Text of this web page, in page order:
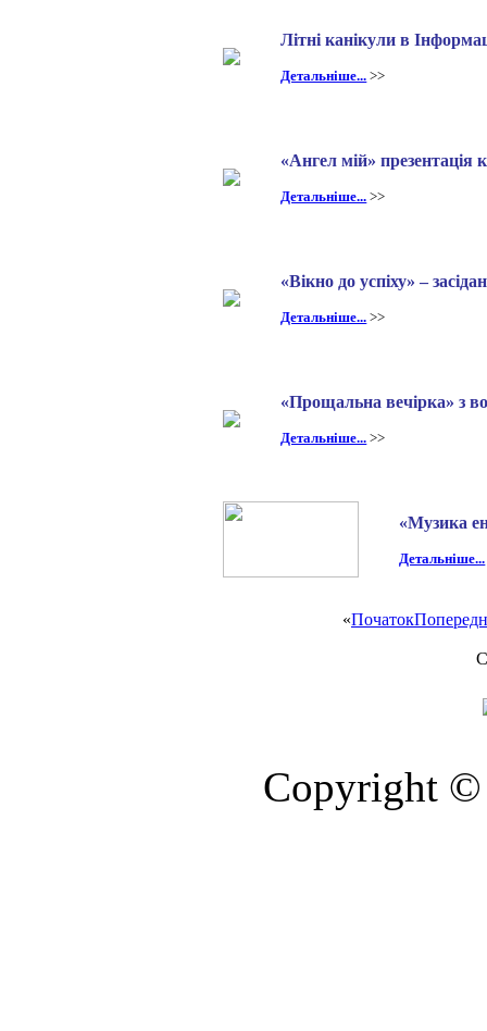
Літні канікули в
Детальніше... >>
«Ангел мій» презентація
Детальніше... >>
«Вікно до успіху» –
Детальніше... >>
«Прощальна вечірка» з
Детальніше... >>
«Музика
Детальніше...
«Початок
Copyright ©